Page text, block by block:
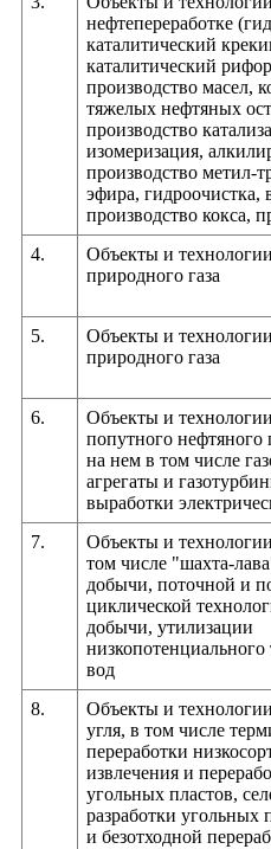
нефтепереработке
каталитический
каталитический
производство масел,
тяжелых нефтяных
производство
изомеризация,
производство метил-
эфира, гидроочистка,
производство кокса,
4.
Объекты и
природного газа
5.
Объекты и
природного газа
6.
Объекты и
попутного нефтяного
на нем в том числе
агрегаты и
выработки
7.
Объекты и
том числе "шахта-
добычи, поточной и
циклической
добычи, утилизации
вод
8.
Объекты и
угля, в том числе
переработки
извлечения и
угольных пластов,
разработки угольных
и безотходной